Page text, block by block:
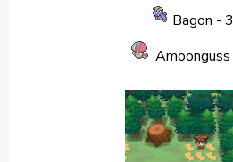
Bagon -
Amoonguss